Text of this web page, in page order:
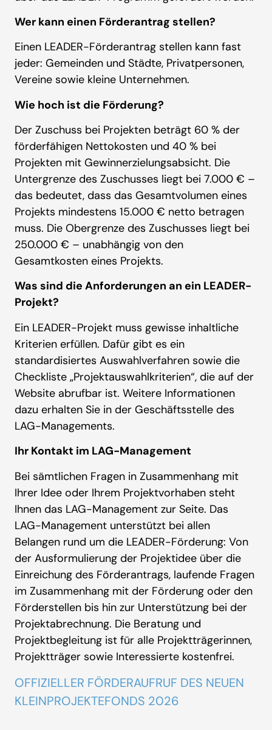
Wer kann einen Förderantrag stellen?
Einen LEADER-Förderantrag stellen kann fast
jeder: Gemeinden und Städte, Privatpersonen,
Vereine sowie kleine Unternehmen.
Wie hoch ist die Förderung?
Der Zuschuss bei Projekten beträgt 60 % der
förderfähigen Nettokosten und 40 % bei
Projekten mit Gewinnerzielungsabsicht. Die
Untergrenze des Zuschusses liegt bei 7.000 € –
das bedeutet, dass das Gesamtvolumen eines
Projekts mindestens 15.000 € netto betragen
muss. Die Obergrenze des Zuschusses liegt bei
250.000 € – unabhängig von den
Gesamtkosten eines Projekts.
Was sind die Anforderungen an ein LEADER-
Projekt?
Ein LEADER-Projekt muss gewisse inhaltliche
Kriterien erfüllen. Dafür gibt es ein
standardisiertes Auswahlverfahren sowie die
Checkliste „Projektauswahlkriterien“, die auf der
Website abrufbar ist. Weitere Informationen
dazu erhalten Sie in der Geschäftsstelle des
LAG-Managements.
Ihr Kontakt im LAG-Management
Bei sämtlichen Fragen in Zusammenhang mit
Ihrer Idee oder Ihrem Projektvorhaben steht
Ihnen das LAG-Management zur Seite. Das
LAG-Management unterstützt bei allen
Belangen rund um die LEADER-Förderung: Von
der Ausformulierung der Projektidee über die
Einreichung des Förderantrags, laufende Fragen
im Zusammenhang mit der Förderung oder den
Förderstellen bis hin zur Unterstützung bei der
Projektabrechnung. Die Beratung und
Projektbegleitung ist für alle Projektträgerinnen,
Projektträger sowie Interessierte kostenfrei.
OFFIZIELLER FÖRDERAUFRUF DES NEUEN
KLEINPROJEKTEFONDS 2026